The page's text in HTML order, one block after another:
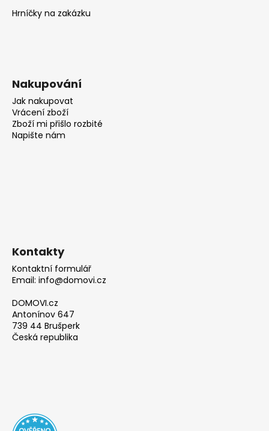
Hrníčky na zakázku
Nakupování
Jak nakupovat
Vrácení zboží
Zboží mi přišlo rozbité
Napište nám
Kontakty
Kontaktní formulář
Email: info@domovi.cz
DOMOVI.cz
Antonínov 647
739 44 Brušperk
Česká republika